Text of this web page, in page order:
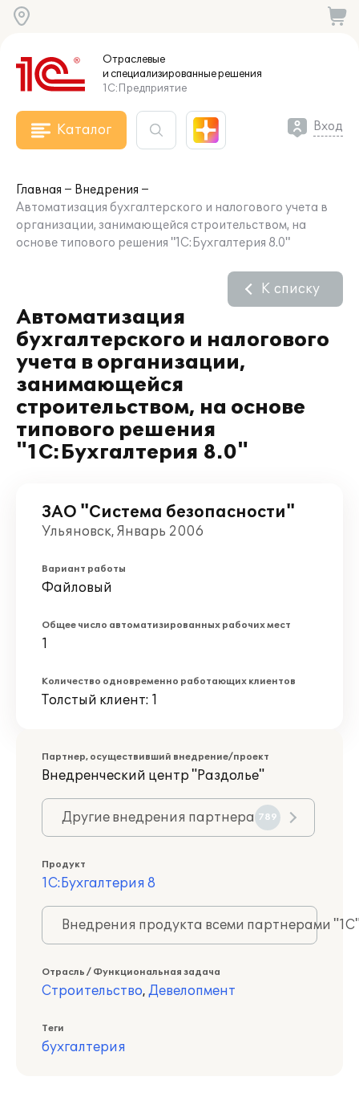
Отраслевые
и специализированныерешения
1С:Предприятие
Каталог Вход
Главная
Внедрения
Автоматизация бухгалтерского и налогового учета в
организации, занимающейся строительством, на
основе типового решения "1С:Бухгалтерия 8.0"
Автоматизация
бухгалтерского и налогового
учета в организации,
занимающейся
строительством, на основе
типового решения
"1С:Бухгалтерия 8.0"
К списку
ЗАО "Система безопасности"
Ульяновск, Январь 2006
Вариант работы
Файловый
Общее число автоматизированных рабочих мест
1
Количество одновременно работающих клиентов
Толстый клиент: 1
Партнер, осуществивший внедрение/проект
Внедренческий центр "Раздолье"
Другие внедрения партнера 789
Продукт
1С:Бухгалтерия 8
Внедрения продукта всеми партнерами
Отрасль / Функциональная задача
Строительство, Девелопмент
Теги
бухгалтерия